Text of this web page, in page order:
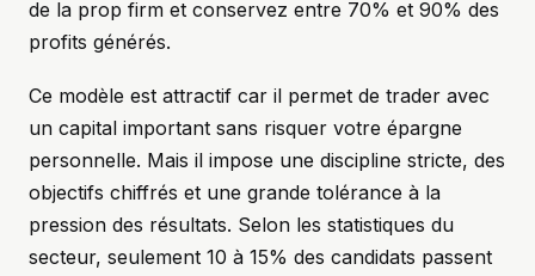
de la prop firm et conservez entre 70% et 90% des
profits générés.
Ce modèle est attractif car il permet de trader avec
un capital important sans risquer votre épargne
personnelle. Mais il impose une discipline stricte, des
objectifs chiffrés et une grande tolérance à la
pression des résultats. Selon les statistiques du
secteur, seulement 10 à 15% des candidats passent